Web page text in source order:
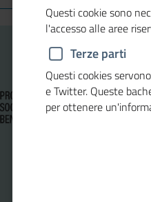
Questi cookie sono
l'accesso alle aree
Terze parti
Questi cookies
e Twitter. Queste
per ottenere